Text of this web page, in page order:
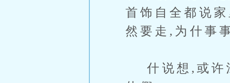
首饰自全都说
然要走,为什事
什说想,或许